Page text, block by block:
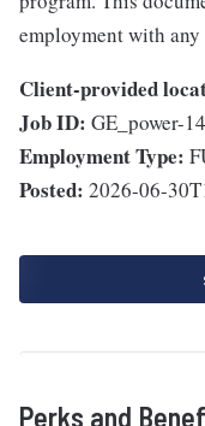
employment with
Client-provided
Job ID: GE_power-
Employment Type:
Posted: 2026-06-
Perks and